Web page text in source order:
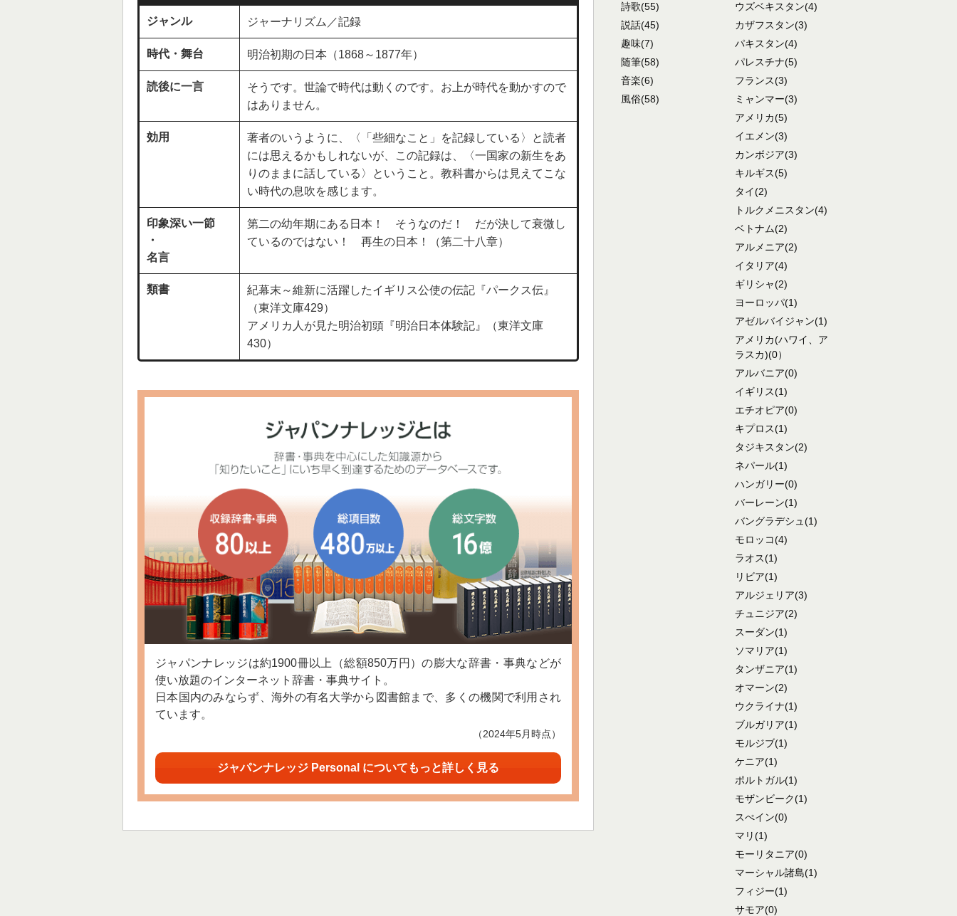
ジャンル ジャーナリズム／記録
時代・舞台 明治初期の日本（1868～1877年）
読後に一言
そうです。世論で時代は動くのです。お上が時代を動かすので
はありません。
効用
著者のいうように、〈「些細なこと」を記録している〉と読者
には思えるかもしれないが、この記録は、〈一国家の新生をあ
りのままに話している〉ということ。教科書からは見えてこな
い時代の息吹を感じます。
印象深い一節
・
名言
第二の幼年期にある日本！ そうなのだ！ だが決して衰微し
ているのではない！ 再生の日本！（第二十八章）
類書
紀幕末～維新に活躍したイギリス公使の伝記『パークス伝』
（東洋文庫429）
アメリカ人が見た明治初頭『明治日本体験記』（東洋文庫
430）
ジャパンナレッジは約1900冊以上（総額850万円）の膨大な辞書・事典などが
使い放題のインターネット辞書・事典サイト。
日本国内のみならず、海外の有名大学から図書館まで、多くの機関で利用され
ています。
（2024年5月時点）
ジャパンナレッジ Personal についてもっと詳しく見る
詩歌(55)
説話(45)
趣味(7)
随筆(58)
音楽(6)
風俗(58)
ウズベキスタン(4)
カザフスタン(3)
パキスタン(4)
パレスチナ(5)
フランス(3)
ミャンマー(3)
アメリカ(5)
イエメン(3)
カンボジア(3)
キルギス(5)
タイ(2)
トルクメニスタン(4)
ベトナム(2)
アルメニア(2)
イタリア(4)
ギリシャ(2)
ヨーロッパ(1)
アゼルバイジャン(1)
アメリカ(ハワイ、ア
ラスカ)(0）
アルバニア(0)
イギリス(1)
エチオピア(0)
キプロス(1)
タジキスタン(2)
ネパール(1)
ハンガリー(0)
バーレーン(1)
バングラデシュ (1)
モロッコ(4)
ラオス(1)
リビア(1)
アルジェリア(3)
チュニジア(2)
スーダン(1)
ソマリア(1)
タンザニア(1)
オマーン(2)
ウクライナ(1)
ブルガリア(1)
モルジブ(1)
ケニア(1)
ポルトガル(1)
モザンビーク(1)
スぺイン(0)
マリ(1)
モーリタニア(0)
マーシャル諸島(1)
フィジー(1)
サモア(0)